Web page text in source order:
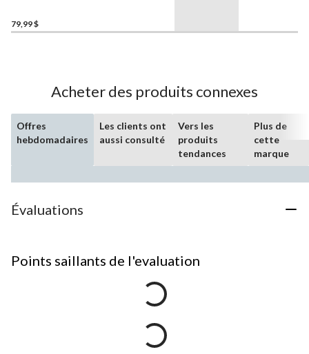
sonore avec bruit blanc
79,99 $
Acheter des produits connexes
Offres
hebdomadaires
Les clients ont
aussi consulté
Vers les
produits
tendances
Plus de
cette
marque
Évaluations
Points saillants de l'evaluation